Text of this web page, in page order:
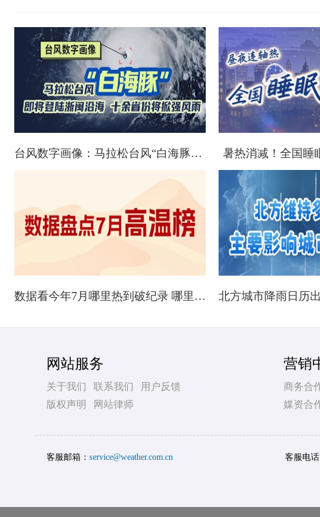
台风数字画像：马拉松台风“白海豚”将影响十余省份 暑热消减！全国睡
数据看今年7月哪里热到破纪录 哪里暑热连轴转
网站服务
关于我们 联系我们
用户反馈
版权声明
网站律师
营销
商务合
媒资合
客服邮箱： service@weather.com.cn 客服电